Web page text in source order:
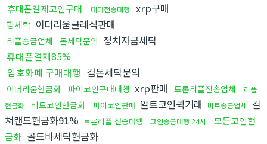
휴대폰결제코인구매 테더전송대행 xrp구매
핑세탁 이더리움클레식판매
리플송금업체 돈세탁문의 정치자금세탁
휴대폰결제85%
암호화폐 구매대행 검돈세탁문의
이더리움현금화 파이코인구매대행 xrp판매 트론리플전송업체
리플
현금화
비트코인현금화 파이코인판매 알트코인퀵거래 비트송금업체 컬
쳐랜드현금화91% 트론리플 전송대행 코인송금대행 24시
모든코인현
금화 골드바세탁현금화